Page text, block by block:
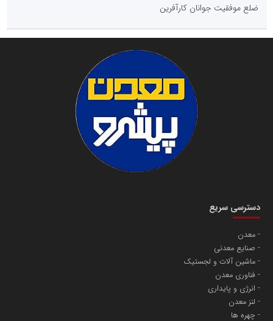
ضلع موفقیت جوانان کارآفرین
دسترسی سریع
معدن
صنایع معدنی
ماشین آلات و لجستیک
فناوری معدن
انرژی و پایداری
لنز معدن
چهره ها